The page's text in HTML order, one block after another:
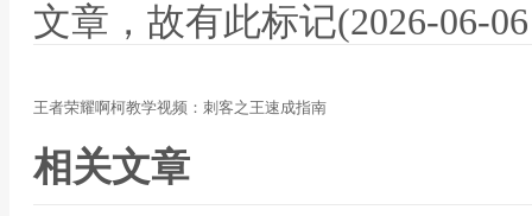
文章，故有此标记(2026-06-
王者荣耀啊柯教学视频：刺客之王速成指南
相关文章